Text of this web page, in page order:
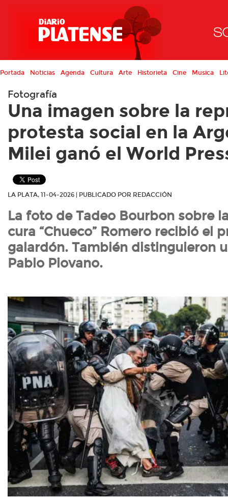
Portada Noticias Agenda Cultura Arte Historieta Cine Musica
Fotografía
Una imagen sobre la
protesta social en la
Milei ganó el World
LA PLATA, 11-04-2026 | PUBLICADO POR REDACCIÓN
La foto de Tadeo Bourbon sobre
cura “Chueco” Romero recibió el
galardón. También distinguieron
Pablo Piovano.